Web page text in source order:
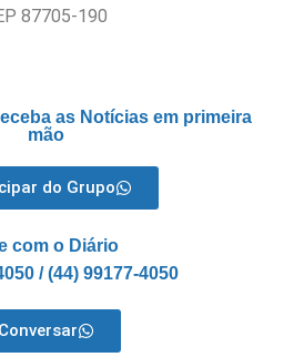
87705-190
as Notícias em primeira
mão
do Grupo
com o Diário
/ (44) 99177-4050
Conversar